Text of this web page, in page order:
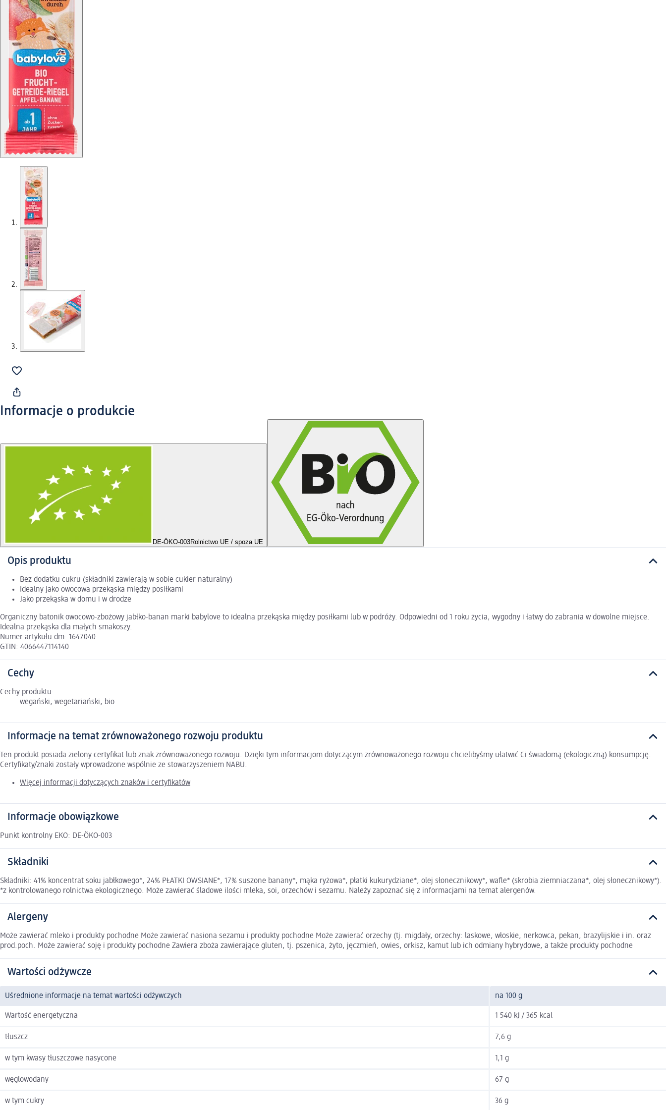
Informacje o produkcie
DE-ÖKO-003Rolnictwo UE / spoza UE
Opis produktu
Bez dodatku cukru (składniki zawierają w sobie cukier naturalny)
Idealny jako owocowa przekąska między posiłkami
Jako przekąska w domu i w drodze
Organiczny batonik owocowo-zbożowy jabłko-banan marki babylove to idealna przekąska między posiłkami lub w podróży. Odpowiedni od 1 roku życia, wygodny i łatwy do zabrania w dowolne miejsce.
Idealna przekąska dla małych smakoszy.
Numer artykułu dm: 1647040
GTIN: 4066447114140
Cechy
Cechy produktu:
wegański, wegetariański, bio
Informacje na temat zrównoważonego rozwoju produktu
Ten produkt posiada zielony certyfikat lub znak zrównoważonego rozwoju. Dzięki tym informacjom dotyczącym zrównoważonego rozwoju chcielibyśmy ułatwić Ci świadomą (ekologiczną) konsumpcję.
Certyfikaty/znaki zostały wprowadzone wspólnie ze stowarzyszeniem NABU.
Więcej informacji dotyczących znaków i certyfikatów
Informacje obowiązkowe
Punkt kontrolny EKO: DE-ÖKO-003
Składniki
Składniki: 41% koncentrat soku jabłkowego*, 24% PŁATKI OWSIANE*, 17% suszone banany*, mąka ryżowa*, płatki kukurydziane*, olej słonecznikowy*, wafle* (skrobia ziemniaczana*, olej słonecznikowy*).
*z kontrolowanego rolnictwa ekologicznego. Może zawierać śladowe ilości mleka, soi, orzechów i sezamu. Należy zapoznać się z informacjami na temat alergenów.
Alergeny
Może zawierać mleko i produkty pochodne Może zawierać nasiona sezamu i produkty pochodne Może zawierać orzechy (tj. migdały, orzechy: laskowe, włoskie, nerkowca, pekan, brazylijskie i in. oraz
prod.poch. Może zawierać soję i produkty pochodne Zawiera zboża zawierające gluten, tj. pszenica, żyto, jęczmień, owies, orkisz, kamut lub ich odmiany hybrydowe, a także produkty pochodne
Wartości odżywcze
Uśrednione informacje na temat wartości odżywczych na 100 g
Wartość energetyczna 1 540 kJ / 365 kcal
tłuszcz 7,6 g
w tym kwasy tłuszczowe nasycone 1,1 g
węglowodany 67 g
w tym cukry 36 g